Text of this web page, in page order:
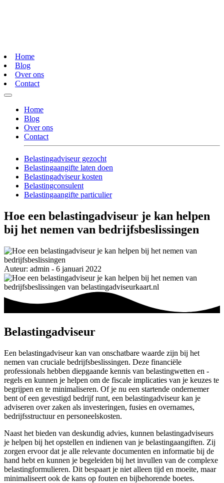
Home
Blog
Over ons
Contact
Home
Blog
Over ons
Contact
Belastingadviseur gezocht
Belastingaangifte laten doen
Belastingadviseur kosten
Belastingconsulent
Belastingaangifte particulier
Hoe een belastingadviseur je kan helpen
bij het nemen van bedrijfsbeslissingen
Auteur: admin - 6 januari 2022
Belastingadviseur
Een belastingadviseur kan van onschatbare waarde zijn bij het
nemen van cruciale bedrijfsbeslissingen. Deze financiële
professionals hebben diepgaande kennis van belastingwetten en -
regels en kunnen je helpen om de fiscale implicaties van je keuzes te
begrijpen en te minimaliseren. Of je nu een startende ondernemer
bent of een gevestigd bedrijf runt, een belastingadviseur kan je
adviseren over zaken als investeringen, fusies en overnames,
bedrijfsstructuur en personeelskosten.
Naast het bieden van deskundig advies, kunnen belastingadviseurs
je helpen bij het opstellen en indienen van je belastingaangiften. Zij
zorgen ervoor dat je alle relevante documenten en informatie bij de
hand hebt en kunnen je begeleiden bij het invullen van de complexe
belastingformulieren. Dit bespaart je niet alleen tijd en moeite, maar
minimaliseert ook de kans op fouten en bijbehorende boetes.